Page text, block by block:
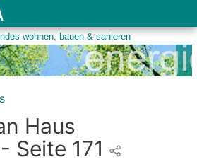
Haus
Seite 171